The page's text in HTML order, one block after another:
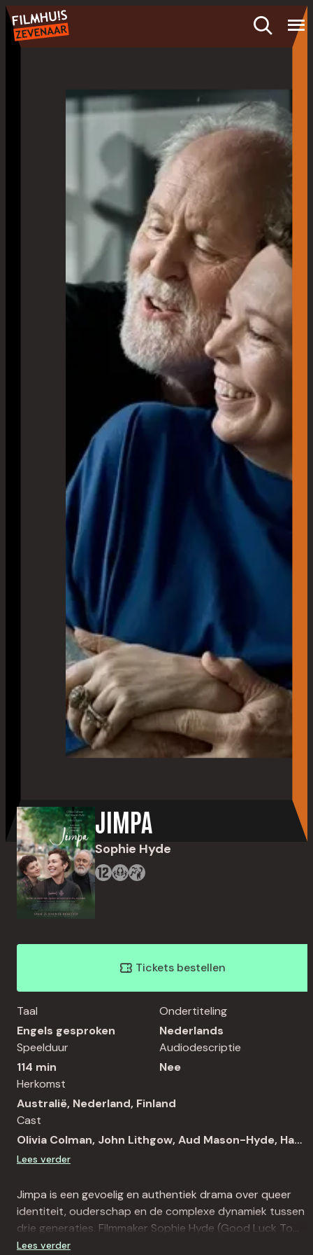
- Home pagina
JIMPA
Sophie Hyde
Tickets bestellen
Taal
Engels gesproken
Ondertiteling
Nederlands
Speelduur
114 min
Audiodescriptie
Nee
Herkomst
Australië, Nederland, Finland
Cast
Olivia Colman, John Lithgow, Aud Mason-Hyde, Hans
Kesting, Romana Vrede, Frank Sanders, Hanna van
Lees verder
Jimpa is een gevoelig en authentiek drama over queer
identiteit, ouderschap en de complexe dynamiek tussen
drie generaties. Filmmaker Sophie Hyde (Good Luck To
You, Leo Grande) legt in haar semi-autobiografische film
Lees verder